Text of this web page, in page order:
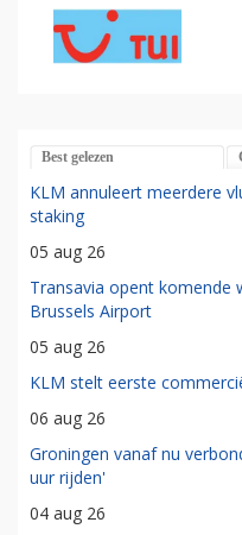
Best gelezen
KLM annuleert meerdere
staking
05 aug 26
Transavia opent komende
Brussels Airport
05 aug 26
KLM stelt eerste
06 aug 26
Groningen vanaf nu
uur rijden'
04 aug 26